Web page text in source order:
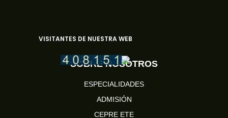
VISITANTES DE NUESTRA WEB
SOBRE NOSOTROS
ESPECIALIDADES
ADMISIÓN
CEPRE ETE